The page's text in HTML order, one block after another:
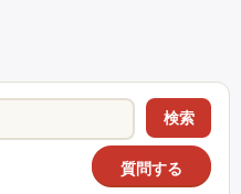
質問する
検索